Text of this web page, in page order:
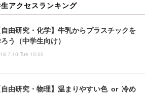
アクセスランキング
自由研究・化学】牛乳からプラスチックを
う（中学生向け）
Tue 15:00
自由研究・物理】温まりやすい色 or 冷め